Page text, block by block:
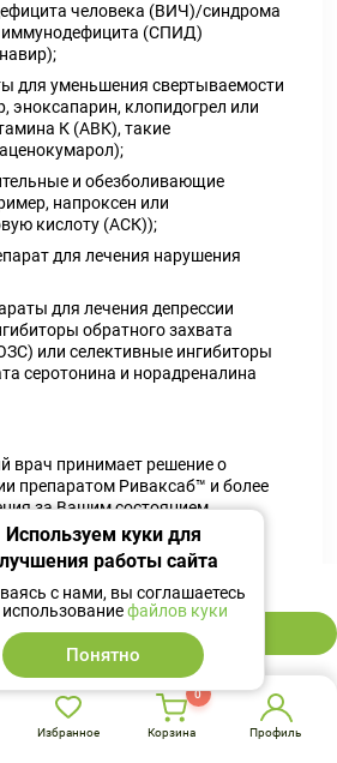
2 934 ₽
В корзину
человека (ВИЧ)/синдрома
иммунодефицита (СПИД)
для уменьшения свертываемости
эноксапарин, клопидогрел или
К (АВК), такие
и обезболивающие
напроксен или
кислоту (АСК));
для лечения нарушения
для лечения депрессии
обратного захвата
или селективные ингибиторы
серотонина и норадреналина
врач принимает решение о
препаратом Риваксаб™ и более
за Вашим состоянием.
развития язв желудка или
может назначить
лечение.
препарата Риваксаб™ обязательно
если Вы принимаете какие-либо
препаратов, поскольку
может снизиться:
Избранное Корзина
0
Профиль
Используем куки для
работы сайта
с нами, вы соглашаетесь
использованиефайлов куки
Понятно